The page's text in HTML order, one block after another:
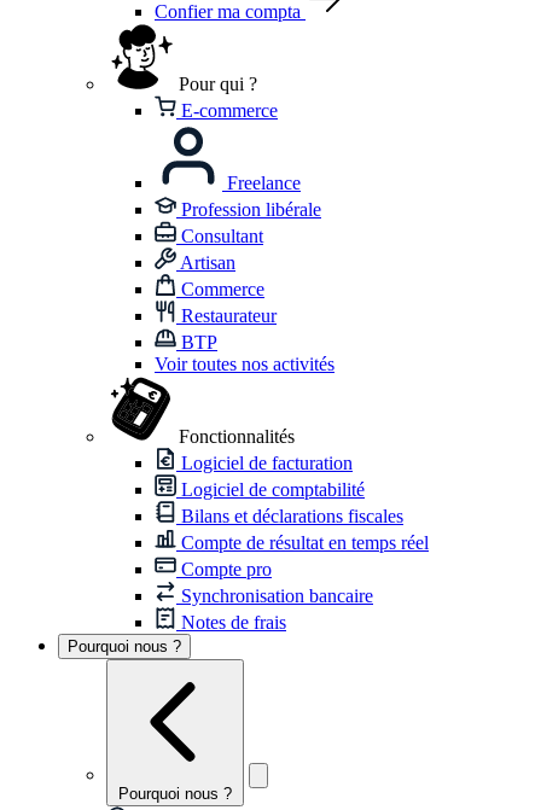
Confier ma compta
Pour qui ?
E-commerce
Freelance
Profession libérale
Consultant
Artisan
Commerce
Restaurateur
BTP
Voir toutes nos activités
Fonctionnalités
Logiciel de facturation
Logiciel de comptabilité
Bilans et déclarations fiscales
Compte de résultat en temps réel
Compte pro
Synchronisation bancaire
Notes de frais
Pourquoi nous ?
Pourquoi nous ?